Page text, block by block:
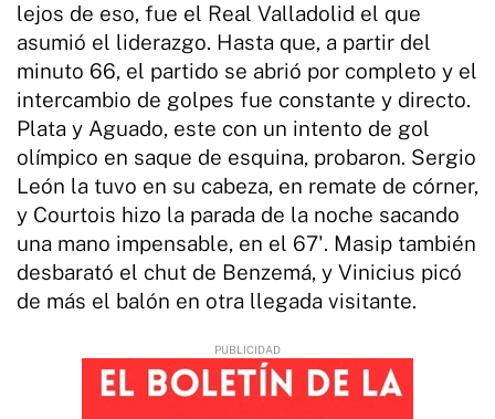
lejos de eso, fue el Real Valladolid el que
asumió el liderazgo. Hasta que, a partir del
minuto 66, el partido se abrió por completo y el
intercambio de golpes fue constante y directo.
Plata y Aguado, este con un intento de gol
olímpico en saque de esquina, probaron. Sergio
León la tuvo en su cabeza, en remate de córner,
y Courtois hizo la parada de la noche sacando
una mano impensable, en el 67'. Masip también
desbarató el chut de Benzemá, y Vinicius picó
de más el balón en otra llegada visitante.